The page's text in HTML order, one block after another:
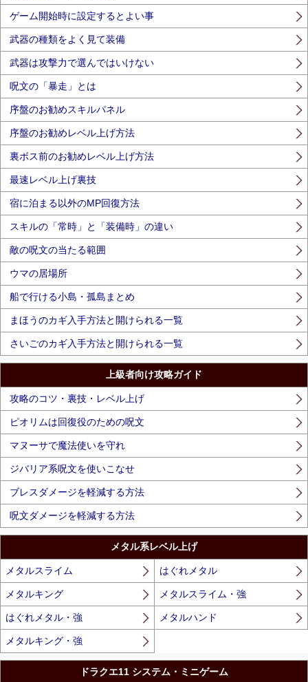
ゲーム開始時に設定するとよい事
武器の種類をよく見て装備
武器は攻撃力で選んではいけない
呪文の「暴走」とは
序盤のお勧めスキルパネル
序盤のお勧めレベル上げ方法
裏ボス前のお勧めレベル上げ方法
最速レベル上げ裏技
宿に泊まる以外のMP回復方法
スキルの「常時」と「装備時」の違い
敵の呪文の当たる範囲
ウマの居場所
船で行ける小島・孤島まとめ
まほうのカギ入手方法と開けられる一覧
さいごのカギ入手方法と開けられる一覧
上級者向け攻略ガイド
攻略のコツ・裏技・レベル上げ
ピオリムは回復役のための呪文
マヌーサで魔法使いを守れ
ジバリア系呪文を使いこなせ
ブレスダメージを軽減する方法
呪文ダメージを軽減する方法
メタル系レベル上げ
メタルスライム はぐれメタル
メタルキング メタルスライム・強
はぐれメタル・強 メタルハンド
メタルキング・強
ドラクエ11 システム・ミニゲーム